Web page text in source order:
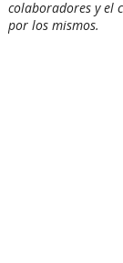
colaboradores y el
por los mismos.